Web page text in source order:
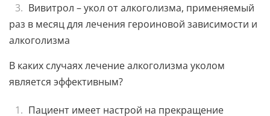
Вивитрол – укол от алкоголизма, применяемый
раз в месяц для лечения героиновой зависимости и
алкоголизма
В каких случаях лечение алкоголизма уколом
является эффективным?
Пациент имеет настрой на прекращение